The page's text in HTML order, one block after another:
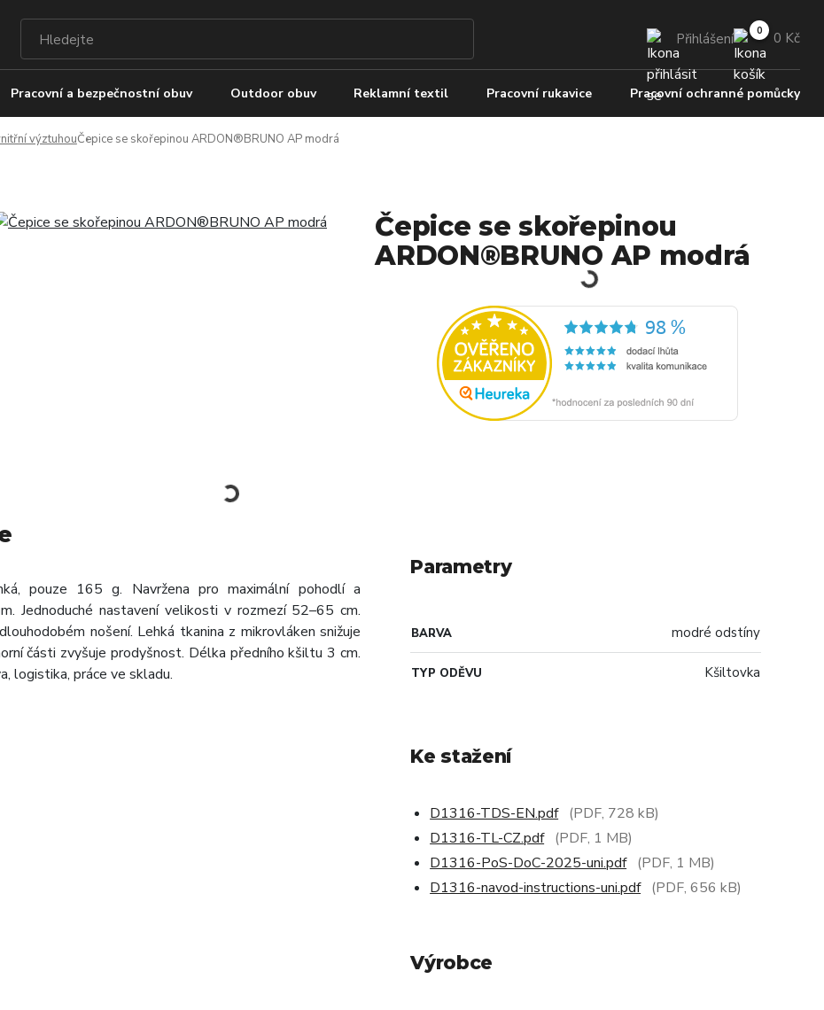
Přihlášení 0 Kč
Pracovní a bezpečnostní obuv Outdoor obuv Reklamní textil Pracovní rukavice Pracovní ochranné pomůcky
výztuhouČepice se skořepinou ARDON®BRUNO AP modrá
Čepice se skořepinou
ARDON®BRUNO AP modrá
pouze 165 g. Navržena pro maximální pohodlí a
Jednoduché nastavení velikosti v rozmezí 52–65 cm.
nošení. Lehká tkanina z mikrovláken snižuje
části zvyšuje prodyšnost. Délka předního kšiltu 3 cm.
logistika, práce ve skladu.
Parametry
BARVA modré odstíny
TYP ODĚVU Kšiltovka
Ke stažení
D1316-TDS-EN.pdf (PDF, 728 kB)
D1316-TL-CZ.pdf (PDF, 1 MB)
D1316-PoS-DoC-2025-uni.pdf (PDF, 1 MB)
D1316-navod-instructions-uni.pdf (PDF, 656 kB)
Výrobce